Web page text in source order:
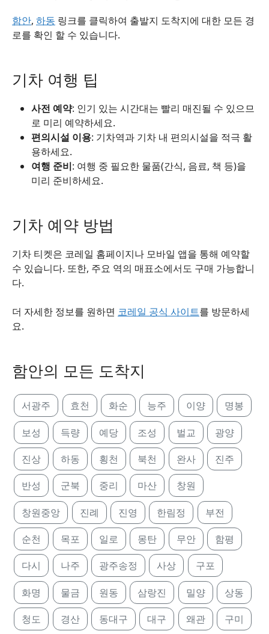
함안, 하동 링크를 클릭하여 출발지 도착지에 대한 모든 경
로를 확인 할 수 있습니다.
기차 여행 팁
사전 예약: 인기 있는 시간대는 빨리 매진될 수 있으므
로 미리 예약하세요.
편의시설 이용: 기차역과 기차 내 편의시설을 적극 활
용하세요.
여행 준비: 여행 중 필요한 물품(간식, 음료, 책 등)을
미리 준비하세요.
기차 예약 방법
기차 티켓은 코레일 홈페이지나 모바일 앱을 통해 예약할
수 있습니다. 또한, 주요 역의 매표소에서도 구매 가능합니
다.
더 자세한 정보를 원하면 코레일 공식 사이트를 방문하세
요.
함안의 모든 도착지
서광주 효천 화순 능주 이양 명봉
보성 득량 예당 조성 벌교 광양
진상 하동 횡천 북천 완사 진주
반성 군북 중리 마산 창원
창원중앙 진례 진영 한림정 부전
순천 목포 일로 몽탄 무안 함평
다시 나주 광주송정 사상 구포
화명 물금 원동 삼랑진 밀양 상동
청도 경산 동대구 대구 왜관 구미